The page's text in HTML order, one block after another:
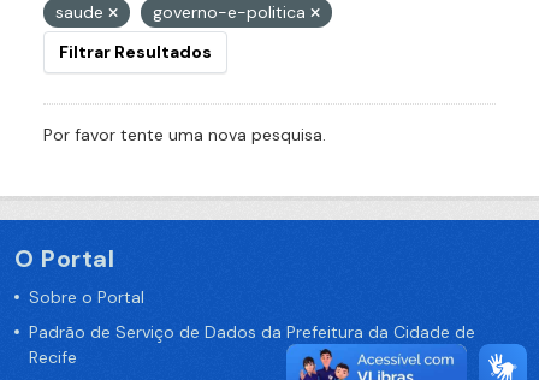
saude
governo-e-politica
Filtrar Resultados
Por favor tente uma nova pesquisa.
O Portal
Sobre o Portal
Padrão de Serviço de Dados da Prefeitura da Cidade de
Recife